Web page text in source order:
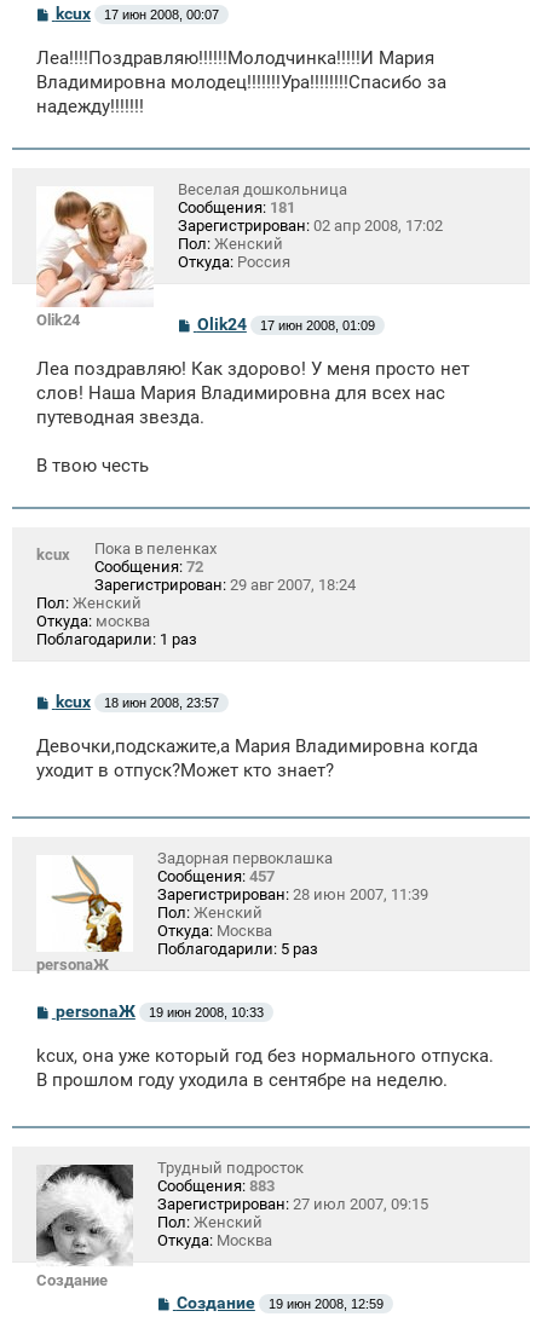
С
о
б
щ
н
е
kcux 17 июн 2008, 00:07
Леа!!!!Поздравляю!!!!!!Молодчинка!!!!!И Мария
Владимировна молодец!!!!!!!Ура!!!!!!!!Спасибо за
надежду!!!!!!!
Olik24
Веселая дошкольница
Сообщения: 181
Зарегистрирован: 02 апр 2008, 17:02
Пол: Женский
Откуда: Россия
С
о
б
щ
н
Olik24 17 июн 2008, 01:09
Леа поздравляю! Как здорово! У меня просто нет
слов! Наша Мария Владимировна для всех нас
путеводная звезда.
В твою честь
kcux
Пока в пеленках
Сообщения: 72
Зарегистрирован: 29 авг 2007, 18:24
Пол: Женский
Откуда: москва
Поблагодарили: 1 раз
С
о
б
щ
и
kcux 18 июн 2008, 23:57
Девочки,подскажите,а Мария Владимировна когда
уходит в отпуск?Может кто знает?
personaЖ
Задорная первоклашка
Сообщения: 457
Зарегистрирован: 28 июн 2007, 11:39
Пол: Женский
Откуда: Москва
Поблагодарили: 5 раз
С
о
б
щ
и
personaЖ 19 июн 2008, 10:33
kcux, она уже который год без нормального отпуска.
В прошлом году уходила в сентябре на неделю.
Создание
Трудный подросток
Сообщения: 883
Зарегистрирован: 27 июл 2007, 09:15
Пол: Женский
Откуда: Москва
С
о
Создание 19 июн 2008, 12:59